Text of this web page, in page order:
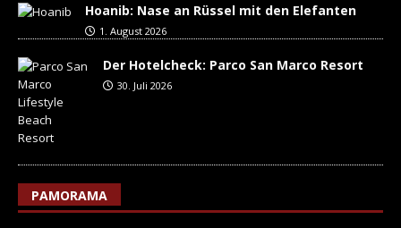
Hoanib: Nase an Rüssel mit den Elefanten
1. August 2026
Der Hotelcheck: Parco San Marco Resort
30. Juli 2026
PAMORAMA